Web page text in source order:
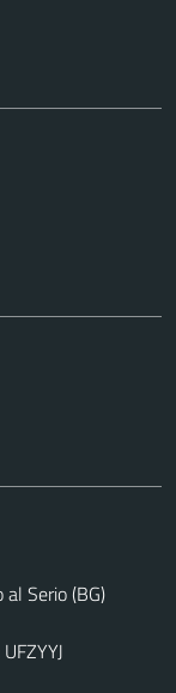
Serio (BG)